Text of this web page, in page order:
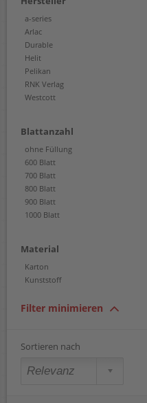
a-series
Arlac
Durable
Helit
Pelikan
RNK Verlag
Westcott
Blattanzahl
ohne Füllung
600 Blatt
700 Blatt
800 Blatt
900 Blatt
1000 Blatt
Material
Karton
Kunststoff
Filter minimieren
Sortieren nach